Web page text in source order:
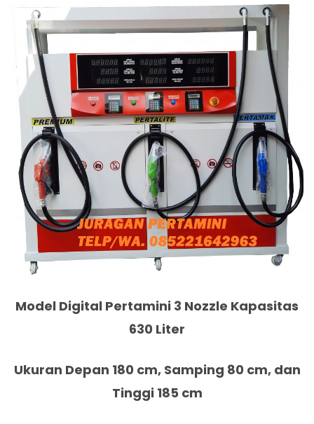
Model Digital Pertamini 3 Nozzle Kapasitas
630 Liter
Ukuran Depan 180 cm, Samping 80 cm, dan
Tinggi 185 cm